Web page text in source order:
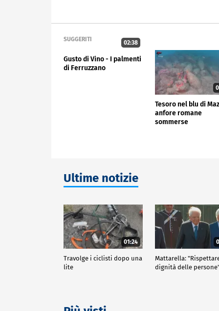
SUGGERITI 02:38
Gusto di Vino - I palmenti
di Ferruzzano
Tesoro nel blu di
anfore romane
sommerse
Ultime notizie
01:24
Travolge i ciclisti dopo una
lite
Mattarella:
dignità delle